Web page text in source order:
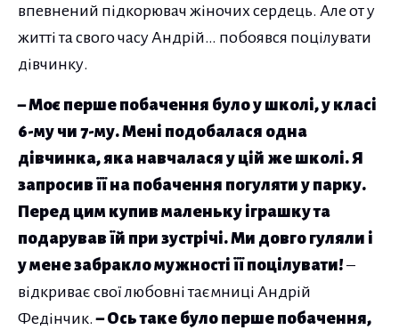
впевнений підкорювач жіночих сердець. Але от у
житті та свого часу Андрій… побоявся поцілувати
дівчинку.
– Моє перше побачення було у школі, у класі
6-му чи 7-му. Мені подобалася одна
дівчинка, яка навчалася у цій же школі. Я
запросив її на побачення погуляти у парку.
Перед цим купив маленьку іграшку та
подарував їй при зустрічі. Ми довго гуляли і
у мене забракло мужності її поцілувати! –
відкриває свої любовні таємниці Андрій
Федінчик. – Ось таке було перше побачення,